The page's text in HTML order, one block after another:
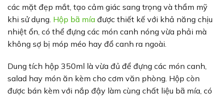
các mặt đẹp mắt, tạo cảm giác sang trọng và thẩm mỹ
khi sử dụng. Hộp bã mía được thiết kế với khả năng chịu
nhiệt ổn, có thể đựng các món canh nóng vừa phải mà
không sợ bị móp méo hay đổ canh ra ngoài.
Dung tích hộp 350ml là vừa đủ để đựng các món canh,
salad hay món ăn kèm cho cơm văn phòng. Hộp còn
được bán kèm với nắp đậy làm cùng chất liệu bã mía, có